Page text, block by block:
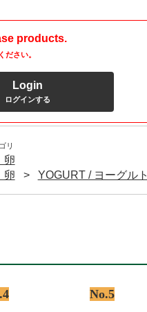
products.
ださい。
Login
ログインする
リ
卵
卵
YOGURT / ヨーグルト
No.5